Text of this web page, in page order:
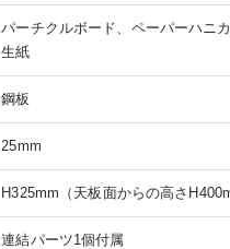
パーチクルボード、ペーパーハニ
生紙
鋼板
25mm
H325mm（天板面からの高さ
連結パーツ1個付属